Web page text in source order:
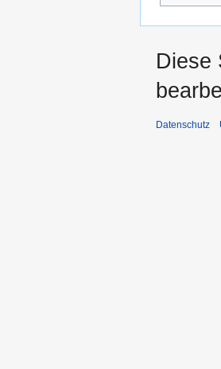
Diese
Datenschutz